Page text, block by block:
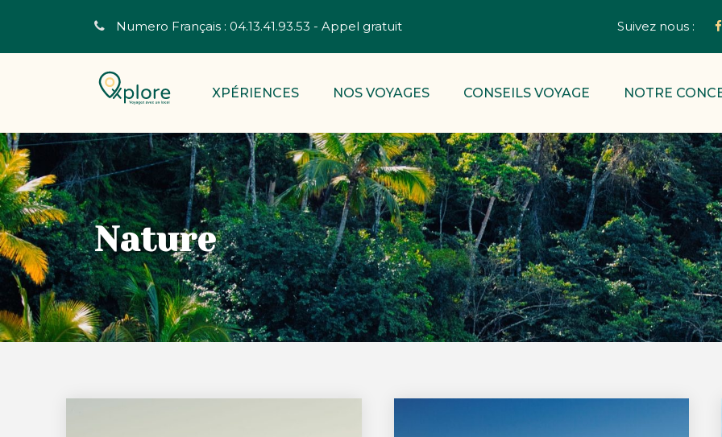
Numero Français : 04.13.41.93.53 - Appel gratuit Suivez nous :
XPÉRIENCES NOS VOYAGES CONSEILS VOYAGE NOTRE
Nature